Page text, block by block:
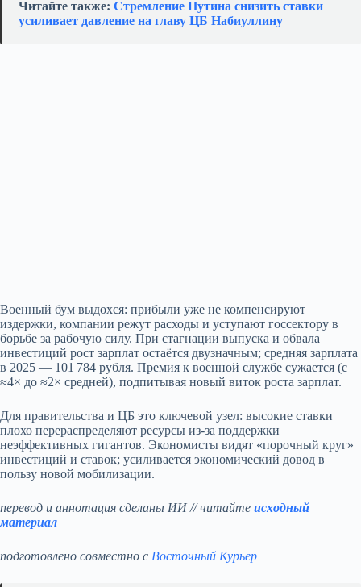
Читайте также: Стремление Путина снизить ставки
усиливает давление на главу ЦБ Набиуллину
Военный бум выдохся: прибыли уже не компенсируют
издержки, компании режут расходы и уступают госсектору в
борьбе за рабочую силу. При стагнации выпуска и обвала
инвестиций рост зарплат остаётся двузначным; средняя зарплата
в 2025 — 101 784 рубля. Премия к военной службе сужается (с
≈4× до ≈2× средней), подпитывая новый виток роста зарплат.
Для правительства и ЦБ это ключевой узел: высокие ставки
плохо перераспределяют ресурсы из‑за поддержки
неэффективных гигантов. Экономисты видят «порочный круг»
инвестиций и ставок; усиливается экономический довод в
пользу новой мобилизации.
перевод и аннотация сделаны ИИ // читайте исходный
материал
подготовлено совместно с Восточный Курьер